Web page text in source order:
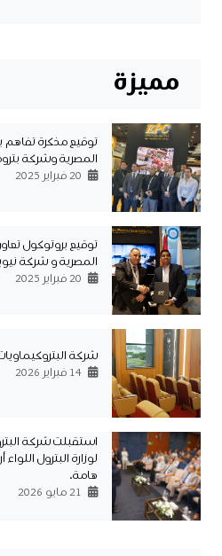
مميزة
توقيع مذكرة تفاهم
المصرية وشركة
توقيع بروتوكول
المصرية و شركة
شركة البتروكيماويات
استقبلت شركة
لوزارة البترول
هامة.